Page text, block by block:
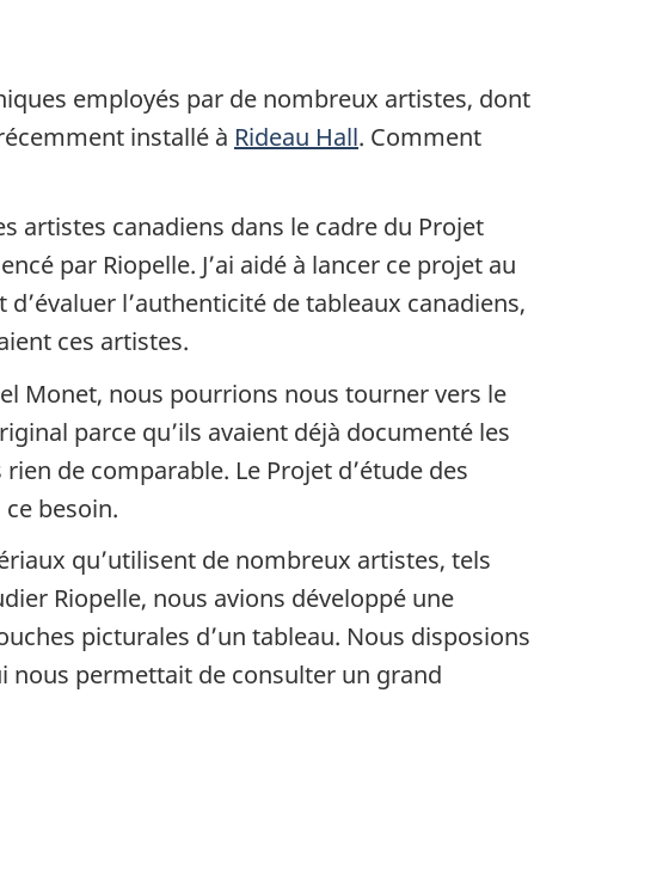
employés par de nombreux artistes, dont
installé à Rideau Hall. Comment
artistes canadiens dans le cadre du Projet
par Riopelle. J’ai aidé à lancer ce projet au
l’authenticité de tableaux canadiens,
ces artistes.
Monet, nous pourrions nous tourner vers le
parce qu’ils avaient déjà documenté les
de comparable. Le Projet d’étude des
besoin.
qu’utilisent de nombreux artistes, tels
Riopelle, nous avions développé une
picturales d’un tableau. Nous disposions
nous permettait de consulter un grand